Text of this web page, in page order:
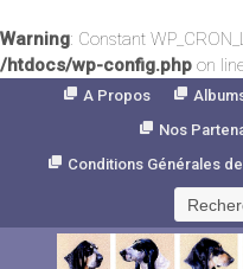
Warning: Constant
/htdocs/wp-config.php on
A Propos
Nos
Conditions Générales